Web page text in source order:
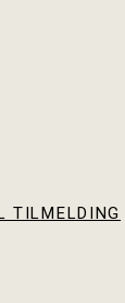
TILMELDING